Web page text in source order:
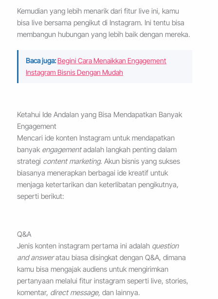
Kemudian yang lebih menarik dari fitur live ini, kamu
bisa live bersama pengikut di Instagram. Ini tentu bisa
membangun hubungan yang lebih baik dengan mereka.
Baca juga: Begini Cara Menaikkan Engagement
Instagram Bisnis Dengan Mudah
Ketahui Ide Andalan yang Bisa Mendapatkan Banyak
Engagement
Mencari ide konten Instagram untuk mendapatkan
banyak engagementadalah langkah penting dalam
strategi content marketing. Akun bisnis yang sukses
biasanya menerapkan berbagai ide kreatif untuk
menjaga ketertarikan dan keterlibatan pengikutnya,
seperti berikut:
Q&A
Jenis konten instagram pertama ini adalah question
and answeratau biasa disingkat dengan Q&A, dimana
kamu bisa mengajak audiens untuk mengirimkan
pertanyaan melalui fitur instagram seperti live, stories,
komentar, direct message, dan lainnya.